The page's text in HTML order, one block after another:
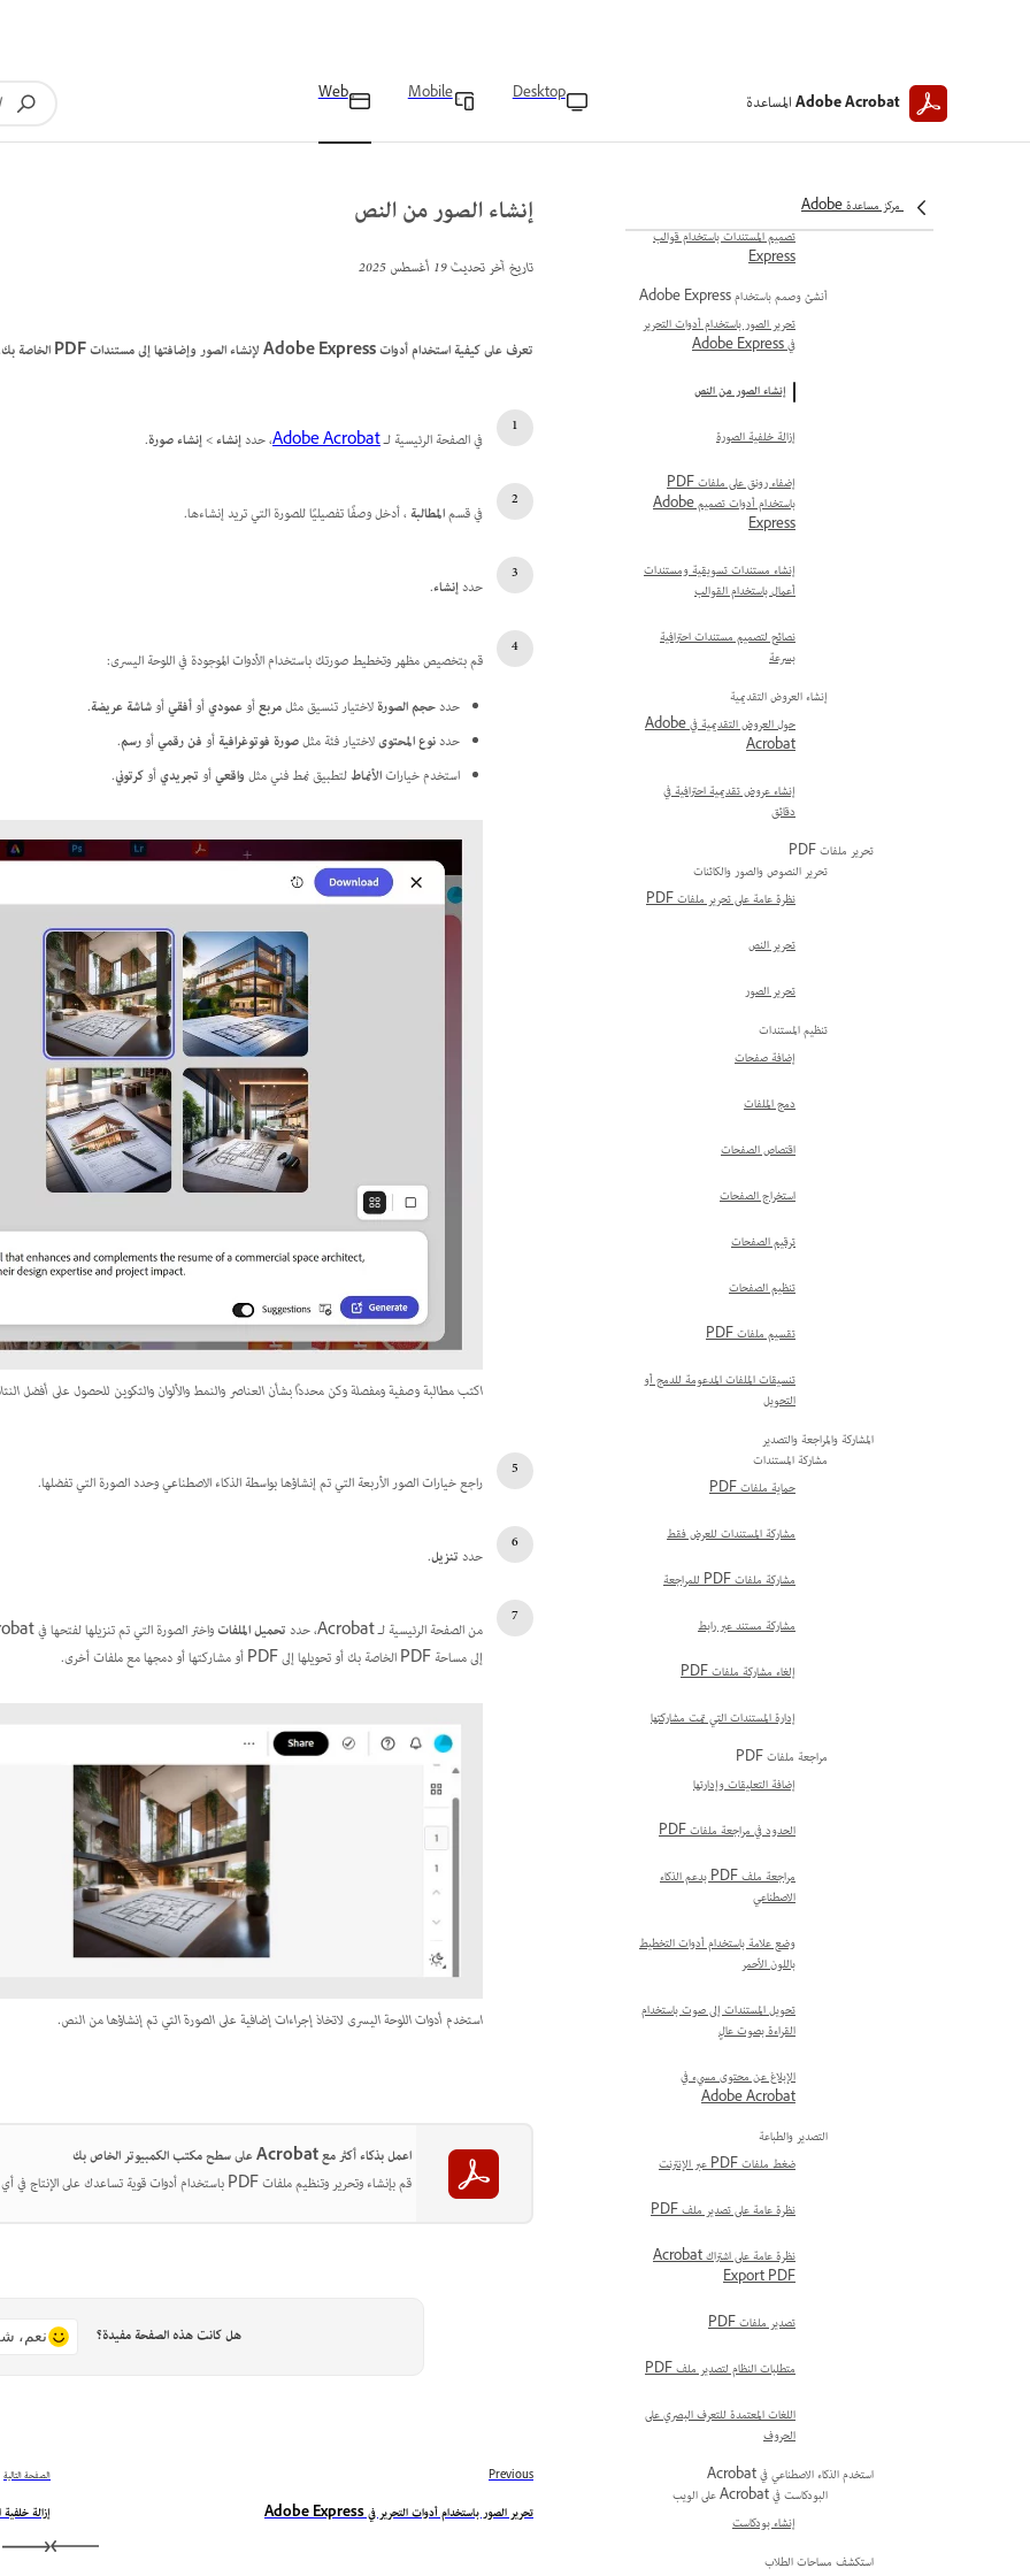
Adobe Acrobat المساعدة Desktop
Mobile
Web
مركز مساعدة Adobe
مستندات قانونية
تصميم المستندات باستخدام قوالب
Express
أنشئ وصمم باستخدام Adobe Express
تحرير الصور باستخدام أدوات التحرير
في Adobe Express
إنشاء الصور من النص
إزالة خلفية الصورة
إضفاء رونق على ملفات PDF
باستخدام أدوات تصميم Adobe
Express
إنشاء مستندات تسويقية ومستندات
أعمال باستخدام القوالب
نصائح لتصميم مستندات احترافية
بسرعة
إنشاء العروض التقديمية
حول العروض التقديمية في Adobe
Acrobat
إنشاء عروض تقديمية احترافية في
دقائق
تحرير ملفات PDF
تحرير النصوص والصور والكائنات
نظرة عامة على تحرير ملفات PDF
تحرير النص
تحرير الصور
تنظيم المستندات
إضافة صفحات
دمج الملفات
اقتصاص الصفحات
استخراج الصفحات
ترقيم الصفحات
تنظيم الصفحات
تقسيم ملفات PDF
تنسيقات الملفات المدعومة للدمج أو
التحويل
المشاركة والمراجعة والتصدير
مشاركة المستندات
حماية ملفات PDF
مشاركة المستندات للعرض فقط
مشاركة ملفات PDF للمراجعة
مشاركة مستند عبر رابط
إلغاء مشاركة ملفات PDF
إدارة المستندات التي تمت مشاركتها
مراجعة ملفات PDF
إضافة التعليقات وإدارتها
الحدود في مراجعة ملفات PDF
مراجعة ملف PDF بدعم الذكاء
الاصطناعي
وضع علامة باستخدام أدوات التخطيط
باللون الأحمر
تحويل المستندات إلى صوت باستخدام
القراءة بصوت عالٍ
الإبلاغ عن محتوى مسيء في
Adobe Acrobat
التصدير والطباعة
ضغط ملفات PDF عبر الإنترنت
نظرة عامة على تصدير ملف PDF
نظرة عامة على اشتراك Acrobat
Export PDF
تصدير ملفات PDF
متطلبات النظام لتصدير ملف PDF
اللغات المعتمدة للتعرف البصري على
الحروف
استخدم الذكاء الاصطناعي في Acrobat
البودكاست في Acrobat على الويب
إنشاء بودكاست
استكشف مساحات الطلاب
إنشاء الصور من النص
تاريخ آخر تحديث19 أغسطس 2025
تعرف على كيفية استخدام أدوات Adobe Express لإنشاء الصور وإضافتها إلى مستندات PDF الخاصة بك.
في الصفحة الرئيسية لـAdobe Acrobat، حددإنشاء>إنشاء صورة.
في قسمالمطالبة، أدخل وصفًا تفصيليًا للصورة التي تريد إنشاءها.
حددإنشاء.
قم بتخصيص مظهر وتخطيط صورتك باستخدام الأدوات الموجودة في اللوحة اليسرى:
حددحجم الصورةلاختيار تنسيق مثلمربعأوعموديأوأفقيأوشاشة عريضة.
حددنوع المحتوىلاختيار فئة مثلصورة فوتوغرافيةأوفن رقميأورسم.
استخدم خياراتالأنماطلتطبيق نمط فني مثلواقعيأوتجريديأوكرتوني.
اكتب مطالبة وصفية ومفصلة وكن محددًا بشأن العناصر والنمط والألوان والتكوين للحصول على أفضل
راجع خيارات الصور الأربعة التي تم إنشاؤها بواسطة الذكاء الاصطناعي وحدد الصورة التي تفضلها.
حددتنزيل.
من الصفحة الرئيسية لـ Acrobat، حدد
تحميل الملفات
إلى مساحة PDF الخاصة بك أو تحويلها إلى PDF أو مشاركتها أو دمجها مع ملفات أخرى.
استخدم أدوات اللوحة اليسرى لاتخاذ إجراءات إضافية على الصورة التي تم إنشاؤها من النص.
اعمل بذكاء أكثر مع Acrobat على سطح مكتب الكمبيوتر الخاص بك
قم بإنشاء وتحرير وتنظيم ملفات PDF باستخدام أدوات قوية تساعدك على الإنتاج في أي مكان.
هل كانت هذه الصفحة مفيدة؟ نعم،
Previous
تحرير الصور باستخدام أدوات التحرير في Adobe Express
الصفحة التالية
إزالة